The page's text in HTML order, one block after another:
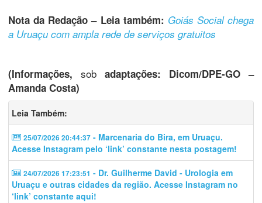
Nota da Redação – Leia também: Goiás Social chega
a Uruaçu com ampla rede de serviços gratuitos
(Informações, sob adaptações: Dicom/DPE-GO –
Amanda Costa)
Leia Também:
25/07/2026 20:44:37 - Marcenaria do Bira, em Uruaçu.
Acesse Instagram pelo ‘link’ constante nesta postagem!
24/07/2026 17:23:51 - Dr. Guilherme David - Urologia em
Uruaçu e outras cidades da região. Acesse Instagram no
‘link’ constante aqui!